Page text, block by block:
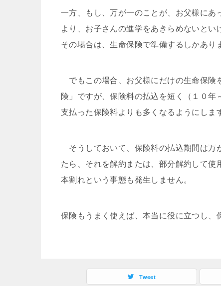
一方、もし、万が一のことが、お父様にあ
より、お子さんの進学をあきらめないとい
その場合は、生命保険で準備するしかあり
でもこの場合、お父様にだけの生命保険
険」ですが、保険料の払込を短く（１０
支払った保険料よりも多くなるようにしま
そうしておいて、保険料の払込期間は万
たら、それを解約または、部分解約して
本割れという事態も発生しません。
保険もうまく使えば、本当に役に立つし、
Tweet